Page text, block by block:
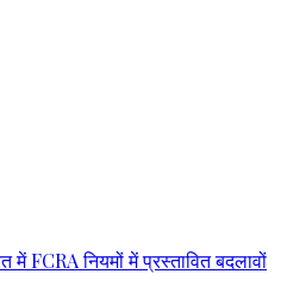
में FCRA नियमों में प्रस्तावित बदलावों